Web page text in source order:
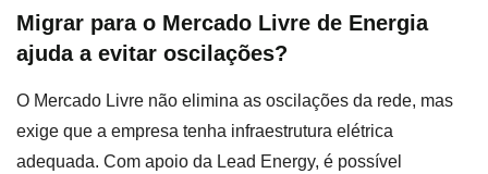
Migrar para o Mercado Livre de Energia
ajuda a evitar oscilações?
O Mercado Livre não elimina as oscilações da rede, mas
exige que a empresa tenha infraestrutura elétrica
adequada. Com apoio da Lead Energy, é possível